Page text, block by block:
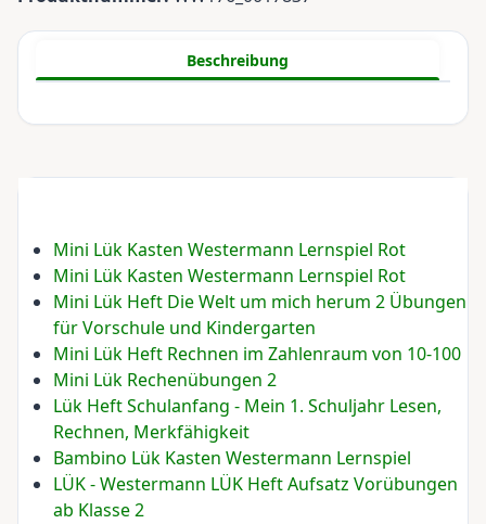
Beschreibung
Mini Lük Kasten Westermann Lernspiel Rot
Mini Lük Kasten Westermann Lernspiel Rot
Mini Lük Heft Die Welt um mich herum 2 Übungen
für Vorschule und Kindergarten
Mini Lük Heft Rechnen im Zahlenraum von 10-100
Mini Lük Rechenübungen 2
Lük Heft Schulanfang - Mein 1. Schuljahr Lesen,
Rechnen, Merkfähigkeit
Bambino Lük Kasten Westermann Lernspiel
LÜK - Westermann LÜK Heft Aufsatz Vorübungen
ab Klasse 2